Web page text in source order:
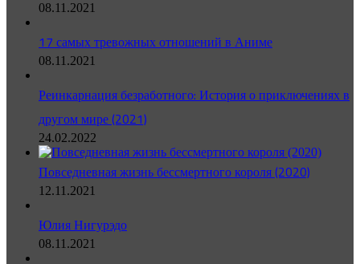
08.11.2021
17 самых тревожных отношений в Аниме
08.11.2021
Реинкарнация безработного: История о приключениях в
другом мире (2021)
24.02.2022
Повседневная жизнь бессмертного короля (2020)
12.11.2021
Юлия Нигурэдо
08.11.2021